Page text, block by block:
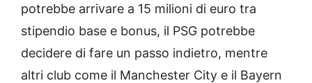
potrebbe arrivare a 15 milioni di euro tra
stipendio base e bonus, il PSG potrebbe
decidere di fare un passo indietro, mentre
altri club come il Manchester City e il Bayern